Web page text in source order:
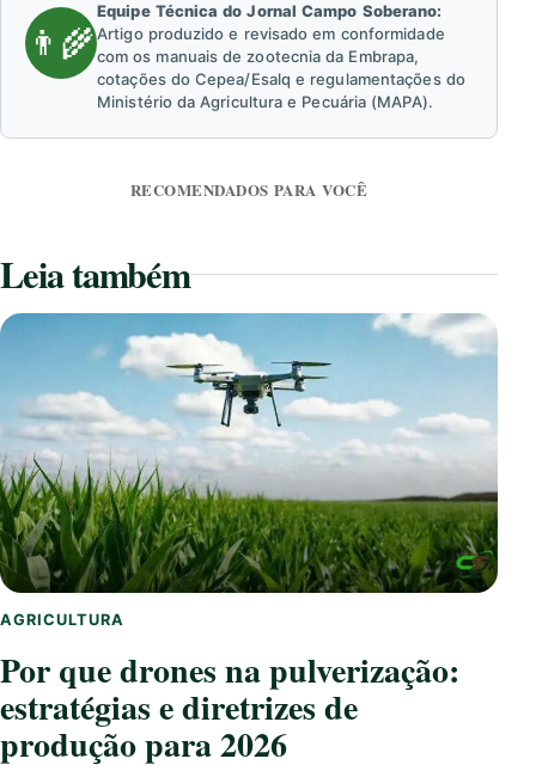
👨‍🌾
Equipe Técnica do Jornal Campo Soberano:
Artigo produzido e revisado em conformidade
com os manuais de zootecnia da Embrapa,
cotações do Cepea/Esalq e regulamentações do
Ministério da Agricultura e Pecuária (MAPA).
RECOMENDADOS PARA VOCÊ
Leia também
AGRICULTURA
Por que drones na pulverização:
estratégias e diretrizes de
produção para 2026